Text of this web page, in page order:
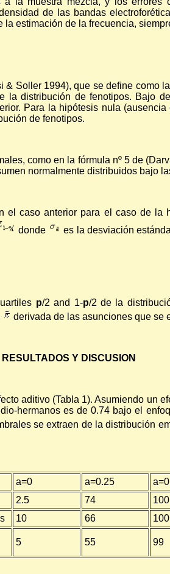
de las bandas
estimación de la frecuencia,
& Soller 1994), que se define como
distribución de fenotipos. Bajo
Para la hipótesis nula (ausencia
de fenotipos.
como en la fórmula nº 5 de
normalmente distribuidos bajo
el caso anterior para el caso de
donde es la desviación
p/2 and 1-p/2 de la
derivada de las asunciones que se
RESULTADOS Y DISCUSION
aditivo (Tabla 1). Asumiendo un
hermanos es de 0.74 bajo el
se extraen de la distribución
a=0 a=0.25
2.5 74
100
10 66
100
5 55 99